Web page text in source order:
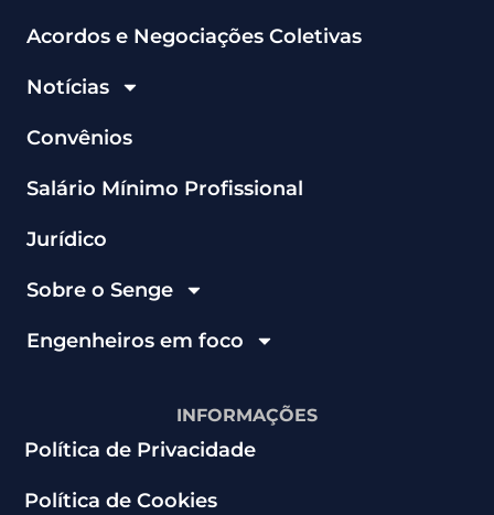
Acordos e Negociações Coletivas
Notícias
Convênios
Salário Mínimo Profissional
Jurídico
Sobre o Senge
Engenheiros em foco
INFORMAÇÕES
Política de Privacidade
Política de Cookies